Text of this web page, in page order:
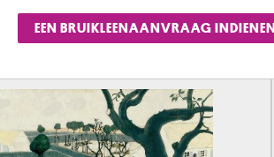
EEN BRUIKLEENAANVRAAG INDIENEN